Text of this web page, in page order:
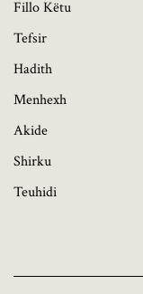
Fillo Këtu
Tefsir
Hadith
Menhexh
Akide
Shirku
Teuhidi